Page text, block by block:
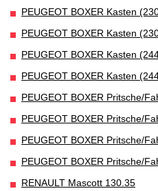
PEUGEOT BOXER Kasten
PEUGEOT BOXER Kasten
PEUGEOT BOXER Kasten
PEUGEOT BOXER Kasten
PEUGEOT BOXER Pritsche/
PEUGEOT BOXER Pritsche/
PEUGEOT BOXER Pritsche/
PEUGEOT BOXER Pritsche/
RENAULT Mascott 130.35